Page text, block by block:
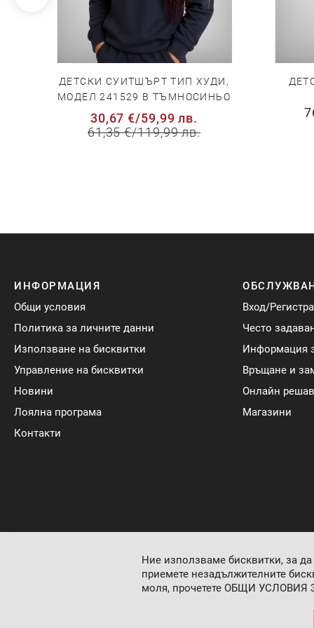
ДЕТСКИ СУИТШЪРТ ТИП ХУДИ,
МОДЕЛ 241529 В ТЪМНОСИНЬО
30,67 €/59,99 лв.
61,35 €/119,99 лв.
ИНФОРМАЦИЯ
Общи условия
Политика за личните данни
Използване на бисквитки
Управление на бисквитки
Новини
Лоялна програма
Контакти
Вход/
Често
Информация
Връщане и
Онлайн
Магазини
Ние използваме бисквитки, за
приемете незадължителните
моля, прочетете ОБЩИ УСЛОВИЯ